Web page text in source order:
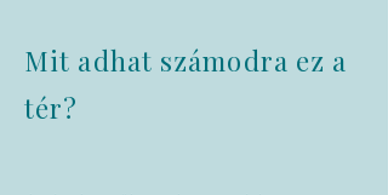
Mit adhat számodra ez a
tér?